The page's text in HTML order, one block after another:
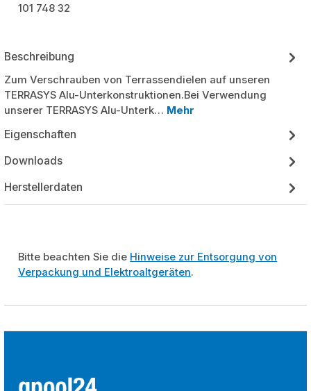
101 748 32
Beschreibung
Zum Verschrauben von Terrassendielen auf unseren
TERRASYS Alu-Unterkonstruktionen.Bei Verwendung
unserer TERRASYS Alu-Unterk… Mehr
Eigenschaften
Downloads
Herstellerdaten
Bitte beachten Sie die Hinweise zur Entsorgung von
Verpackung und Elektroaltgeräten.